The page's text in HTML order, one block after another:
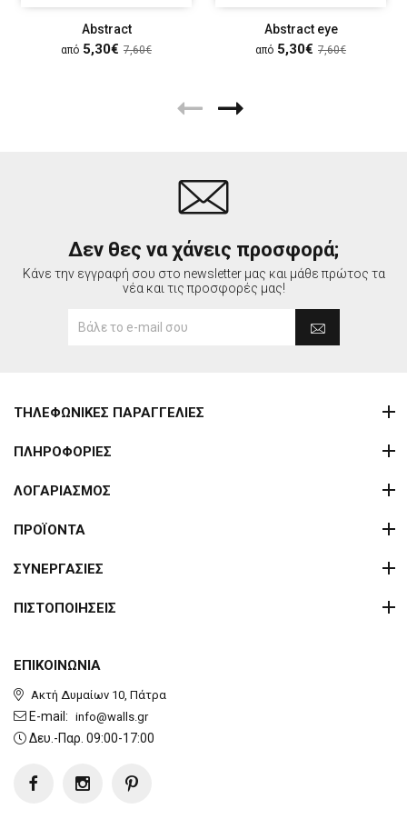
Abstract
από 5,30€ 7,60€
Abstract eye
από 5,30€ 7,60€
Δεν θες να χάνεις προσφορά;
Κάνε την εγγραφή σου στο newsletter μας και μάθε πρώτος τα
νέα και τις προσφορές μας!
ΕΠΙΚΟΙΝΩΝΙΑ
Ακτή Δυμαίων 10, Πάτρα
E-mail: info@walls.gr
Δευ.-Παρ. 09:00-17:00
ΤΗΛΕΦΩΝΙΚΕΣ ΠΑΡΑΓΓΕΛΙΕΣ
ΠΛΗΡΟΦΟΡΙΕΣ
ΛΟΓΑΡΙΑΣΜΟΣ
ΠΡΟΪΟΝΤΑ
ΣΥΝΕΡΓΑΣΙΕΣ
ΠΙΣΤΟΠΟΙΗΣΕΙΣ